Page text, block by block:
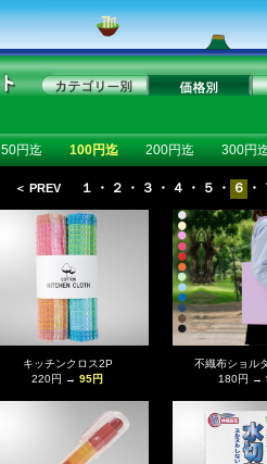
50円迄 100円迄 200円迄 300円
＜ PREV １ ・ ２ ・ ３ ・ ４ ・ ５ ・ ６ ・
キッチンクロス2P
220円 → 95円
不織布ショル
180円 →